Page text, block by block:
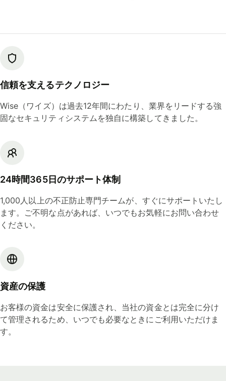
信頼を支えるテクノロジー
Wise（ワイズ）は過去12年間にわたり、業界をリードする強
固なセキュリティシステムを独自に構築してきました。
24時間365日のサポート体制
1,000人以上の不正防止専門チームが、すぐにサポートいたし
ます。ご不明な点があれば、いつでもお気軽にお問い合わせ
ください。
資産の保護
お客様の資金は安全に保護され、当社の資金とは完全に分け
て管理されるため、いつでも必要なときにご利用いただけま
す。